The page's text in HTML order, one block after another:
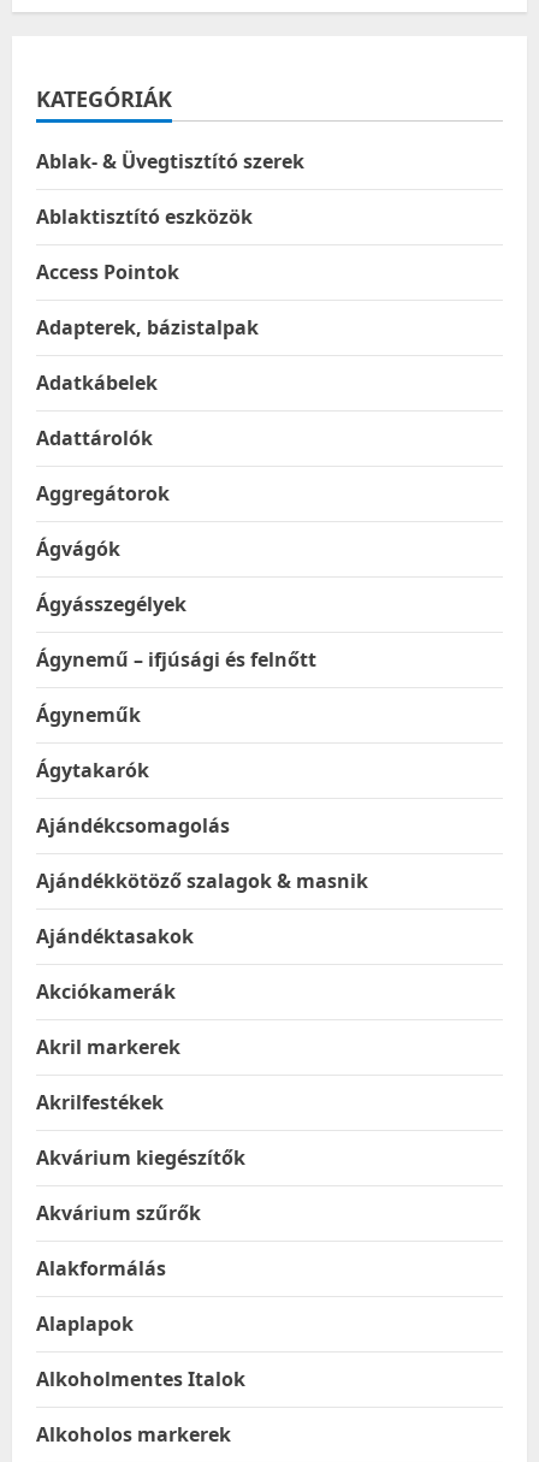
KATEGÓRIÁK
Ablak- & Üvegtisztító szerek
Ablaktisztító eszközök
Access Pointok
Adapterek, bázistalpak
Adatkábelek
Adattárolók
Aggregátorok
Ágvágók
Ágyásszegélyek
Ágynemű – ifjúsági és felnőtt
Ágyneműk
Ágytakarók
Ajándékcsomagolás
Ajándékkötöző szalagok & masnik
Ajándéktasakok
Akciókamerák
Akril markerek
Akrilfestékek
Akvárium kiegészítők
Akvárium szűrők
Alakformálás
Alaplapok
Alkoholmentes Italok
Alkoholos markerek